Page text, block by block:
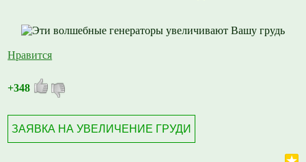
Нравится
+348
ЗАЯВКА НА УВЕЛИЧЕНИЕ ГРУДИ